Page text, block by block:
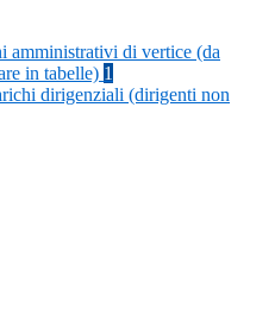
amministrativi di vertice (da
in tabelle) 1
dirigenziali (dirigenti non